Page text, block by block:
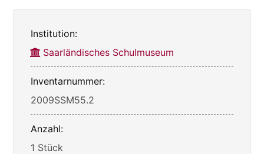
Institution:
Saarländisches Schulmuseum
Inventarnummer:
2009SSM55.2
Anzahl:
1 Stück